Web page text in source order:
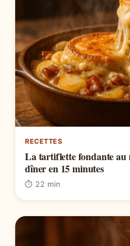
RECETTES
La tartiflette fondante au
dîner en 15 minutes
⏱ 22 min